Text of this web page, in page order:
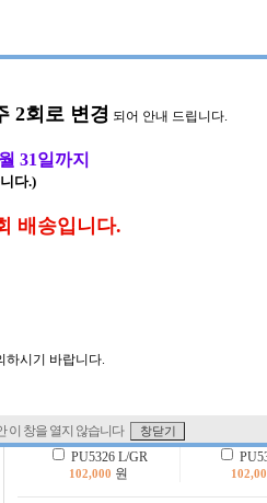
현재위치:
PU5326 L/GR
102,000 원